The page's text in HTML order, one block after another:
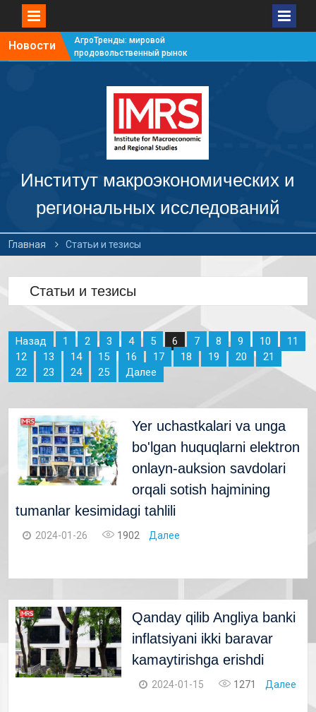
Новости
АгроТренды: мировой
продовольственный рынок
продовольственный рынок
АгроТренды: мировой
продовольственный рынок
АгроТренды: мировой
#4
Институт макроэкономических и
региональных исследований
Главная Статьи и тезисы
Статьи и тезисы
Назад 1 2 3 4 5 6 7 8 9 10
11
12
13 14 15 16 17 18 19 20
21
22
23 24 25 Далее
Yer uchastkalari va unga
bo'lgan huquqlarni elektron
onlayn-auksion savdolari
orqali sotish hajmining
tumanlar kesimidagi tahlili
2024-01-26 1902 Далее
Qanday qilib Angliya banki
inflatsiyani ikki baravar
kamaytirishga erishdi
2024-01-15 1271 Далее